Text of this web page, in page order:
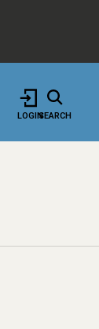
LOGINSEARCH